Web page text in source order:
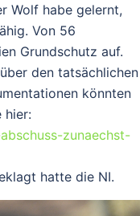
Wolf habe gelernt,
Von 56
Grundschutz auf.
den tatsächlichen
könnten
hier:
zunaechst-
hatte die NI.